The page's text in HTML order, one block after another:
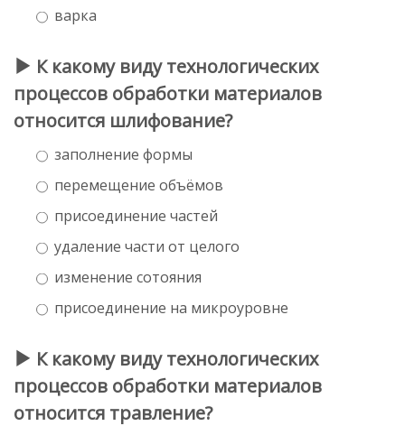
варка
К какому виду технологических
процессов обработки материалов
относится шлифование?
заполнение формы
перемещение объёмов
присоединение частей
удаление части от целого
изменение сотояния
присоединение на микроуровне
К какому виду технологических
процессов обработки материалов
относится травление?